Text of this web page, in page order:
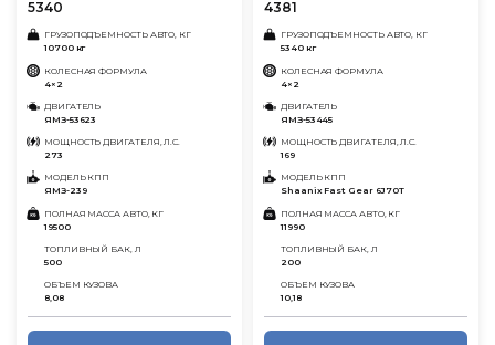
5340
ГРУЗОПОДЪЕМНОСТЬ АВТО, КГ
10700 кг
КОЛЕСНАЯ ФОРМУЛА
4×2
ДВИГАТЕЛЬ
ЯМЗ-53623
МОЩНОСТЬ ДВИГАТЕЛЯ, Л.С.
273
МОДЕЛЬ КПП
ЯМЗ-239
ПОЛНАЯ МАССА АВТО, КГ
19500
ТОПЛИВНЫЙ БАК, Л
500
ОБЪЕМ КУЗОВА
8,08
4381
ГРУЗОПОДЪЕМНОСТЬ АВТО, КГ
5340 кг
КОЛЕСНАЯ ФОРМУЛА
4×2
ДВИГАТЕЛЬ
ЯМЗ-53445
МОЩНОСТЬ ДВИГАТЕЛЯ, Л.С.
169
МОДЕЛЬ КПП
Shaanix Fast Gear 6J70T
ПОЛНАЯ МАССА АВТО, КГ
11990
ТОПЛИВНЫЙ БАК, Л
200
ОБЪЕМ КУЗОВА
10,18